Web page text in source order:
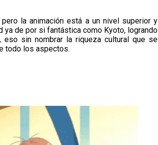
la animación está a un nivel superior y
ya de por si fantástica como Kyoto, logrando
sin nombrar la riqueza cultural que se
todo los aspectos.